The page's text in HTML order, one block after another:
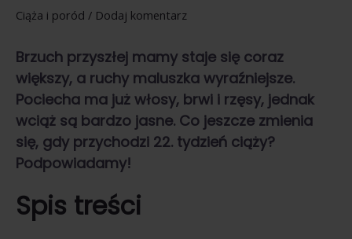
Ciąża i poród / Dodaj komentarz
Brzuch przyszłej mamy staje się coraz
większy, a ruchy maluszka wyraźniejsze.
Pociecha ma już włosy, brwi i rzęsy, jednak
wciąż są bardzo jasne. Co jeszcze zmienia
się, gdy przychodzi 22. tydzień ciąży?
Podpowiadamy!
Spis treści